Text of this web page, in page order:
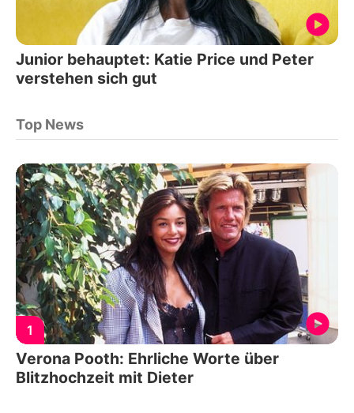
Junior behauptet: Katie Price und Peter
verstehen sich gut
Top News
1
Verona Pooth: Ehrliche Worte über
Blitzhochzeit mit Dieter